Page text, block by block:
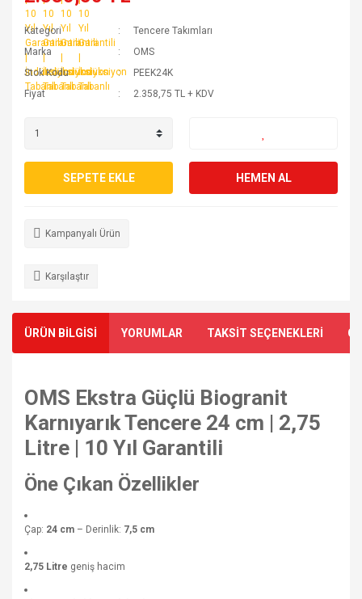
Kategori
Tencere Takımları
Marka
OMS
Stok Kodu
PEEK24K
Fiyat
2.358,75 TL + KDV
SEPETE EKLE HEMEN AL
Kampanyalı Ürün
Karşılaştır
ÜRÜN BİLGİSİ YORUMLAR TAKSİT SEÇENEKLERİ
OMS Ekstra Güçlü Biogranit
Karnıyarık Tencere 24 cm | 2,75
Litre | 10 Yıl Garantili
Öne Çıkan Özellikler
Çap: 24 cm – Derinlik: 7,5 cm
2,75 Litre geniş hacim